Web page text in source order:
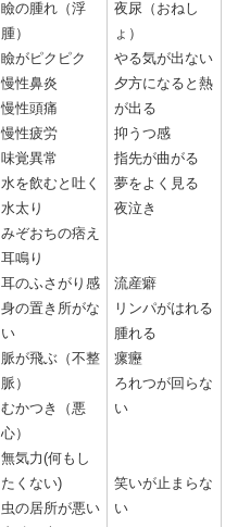
瞼の腫れ（浮
腫）
瞼がピクピク
慢性鼻炎
慢性頭痛
慢性疲労
味覚異常
水を飲むと吐く
水太り
みぞおちの痞え
耳鳴り
耳のふさがり感
身の置き所がな
い
脈が飛ぶ（不整
脈）
むかつき（悪
心）
無気力(何もし
たくない)
虫の居所が悪い
夜尿（おねし
ょ）
やる気が出ない
夕方になると熱
が出る
抑うつ感
指先が曲がる
夢をよく見る
夜泣き
流産癖
リンパがはれる
腫れる
瘰癧
ろれつが回らな
い
笑いが止まらな
い